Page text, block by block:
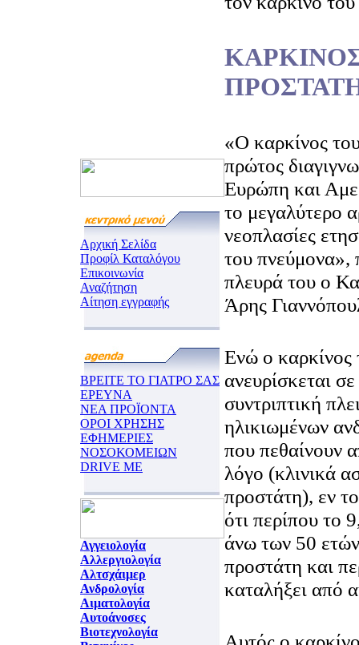
Αρχική Σελίδα
Προφίλ Καταλόγου
Επικοινωνία
Αναζήτηση
Αίτηση εγγραφής
ΒΡΕΙΤΕ ΤΟ ΓΙΑΤΡΟ ΣΑΣ
ΕΡΕΥΝΑ
ΝΕΑ ΠΡΟΪΟΝΤΑ
ΟΡΟΙ ΧΡΗΣΗΣ
ΕΦΗΜΕΡΙΕΣ
ΝΟΣΟΚΟΜΕΙΩΝ
DRIVE ME
Αγγειολογία
Αλλεργιολογία
Αλτσχάιμερ
Ανδρολογία
Αιματολογία
Αυτοάνοσες
Βιοτεχνολογία
«Ο καρκίνος
πρώτος
Ευρώπη και
το μεγαλύτερο
νεοπλασίες
του πνεύμονα»,
πλευρά του ο
Άρης
Ενώ ο καρκίνος
ανευρίσκεται
συντριπτική
ηλικιωμένων
που πεθαίνουν
λόγο (κλινικά
προστάτη), εν
ότι περίπου το
άνω των 50
προστάτη και
καταλήξει από